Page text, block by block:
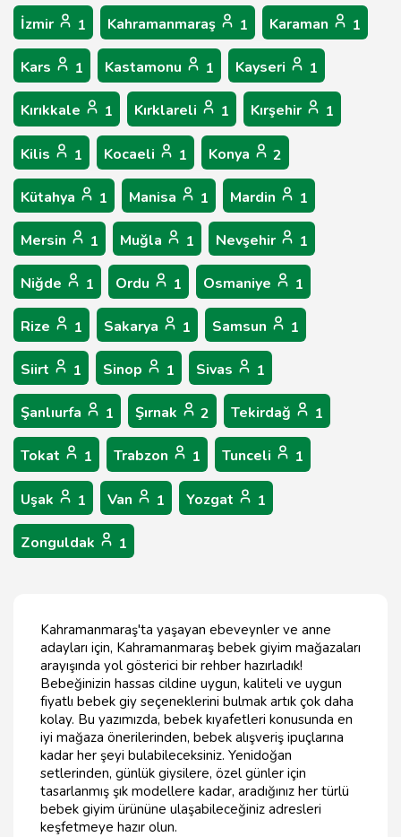
İzmir 1 Kahramanmaraş 1 Karaman 1
Kars 1 Kastamonu 1 Kayseri 1
Kırıkkale 1 Kırklareli 1 Kırşehir 1
Kilis 1 Kocaeli 1 Konya 2
Kütahya 1 Manisa 1 Mardin 1
Mersin 1 Muğla 1 Nevşehir 1
Niğde 1 Ordu 1 Osmaniye 1
Rize 1 Sakarya 1 Samsun 1
Siirt 1 Sinop 1 Sivas 1
Şanlıurfa 1 Şırnak 2 Tekirdağ 1
Tokat 1 Trabzon 1 Tunceli 1
Uşak 1 Van 1 Yozgat 1
Zonguldak 1
Kahramanmaraş'ta yaşayan ebeveynler ve anne
adayları için, Kahramanmaraş bebek giyim mağazaları
arayışında yol gösterici bir rehber hazırladık!
Bebeğinizin hassas cildine uygun, kaliteli ve uygun
fiyatlı bebek giy seçeneklerini bulmak artık çok daha
kolay. Bu yazımızda, bebek kıyafetleri konusunda en
iyi mağaza önerilerinden, bebek alışveriş ipuçlarına
kadar her şeyi bulabileceksiniz. Yenidoğan
setlerinden, günlük giysilere, özel günler için
tasarlanmış şık modellere kadar, aradığınız her türlü
bebek giyim ürününe ulaşabileceğiniz adresleri
keşfetmeye hazır olun.